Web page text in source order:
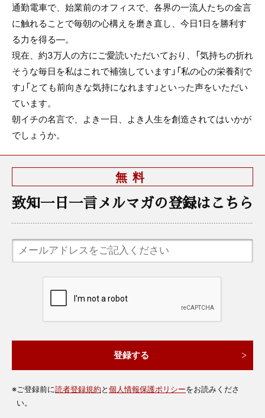
通勤電車で、始業前のオフィスで、各界の一流人たちの金言
に触れることで毎朝の心構えを磨き直し、今日1日を勝利す
る力を得る—。
現在、約3万人の方にご愛読いただいており、「気持ちの折れ
そうな毎日を私はこれで補強しています」「私の心の栄養剤で
す」「とても前向きな気持になれます」といった声をいただい
ています。
朝イチの名言で、よき一日、よき人生を創造されてはいかが
でしょうか。
無料
致知一日一言メルマガの登録はこちら
※ご登録前に読者登録規約と個人情報保護ポリシーをお読みくださ
い。